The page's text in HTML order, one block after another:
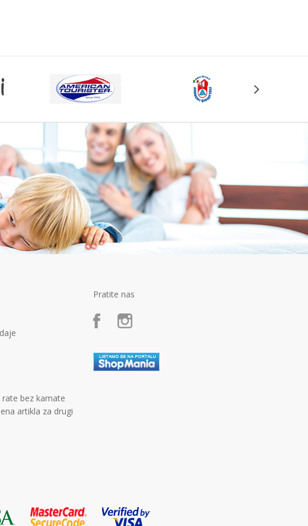
bez kamate
artikla za drugi
Pratite nas